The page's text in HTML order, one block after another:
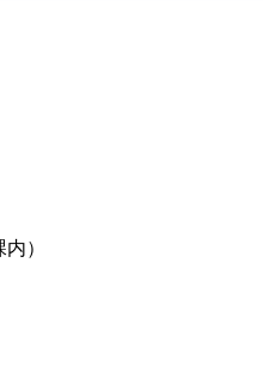
）